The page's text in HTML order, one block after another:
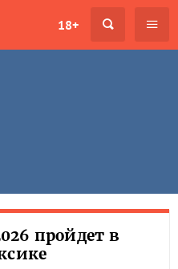
18+
пройдет в